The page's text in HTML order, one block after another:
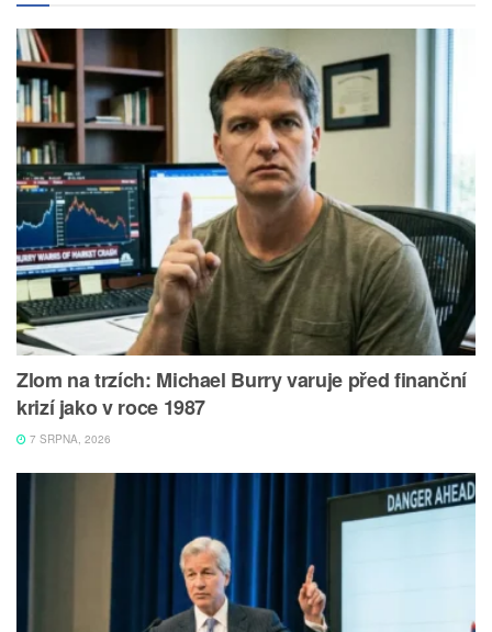
Zlom na trzích: Michael Burry varuje před finanční
krizí jako v roce 1987
7 SRPNA, 2026